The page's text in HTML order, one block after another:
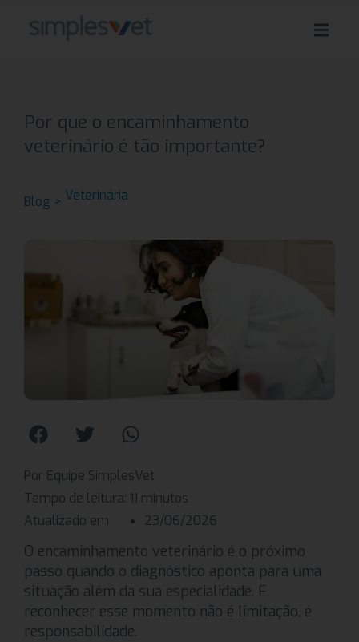
Por que o encaminhamento
veterinário é tão importante?
Blog > Veterinária
Por Equipe SimplesVet
Tempo de leitura: 11 minutos
Atualizado em
23/06/2026
O encaminhamento veterinário é o próximo
passo quando o diagnóstico aponta para uma
situação além da sua especialidade. E
reconhecer esse momento não é limitação, é
responsabilidade.